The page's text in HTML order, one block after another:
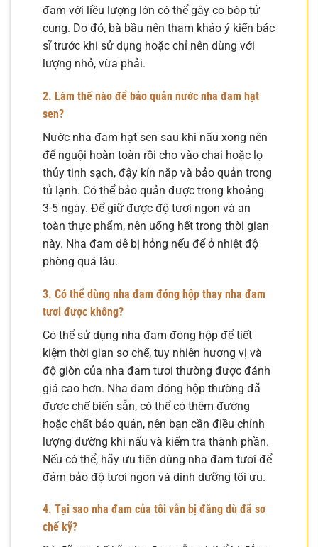
đam với liều lượng lớn có thể gây co bóp tử
cung. Do đó, bà bầu nên tham khảo ý kiến bác
sĩ trước khi sử dụng hoặc chỉ nên dùng với
lượng nhỏ, vừa phải.
2. Làm thế nào để bảo quản nước nha đam hạt
sen?
Nước nha đam hạt sen sau khi nấu xong nên
để nguội hoàn toàn rồi cho vào chai hoặc lọ
thủy tinh sạch, đậy kín nắp và bảo quản trong
tủ lạnh. Có thể bảo quản được trong khoảng
3-5 ngày. Để giữ được độ tươi ngon và an
toàn thực phẩm, nên uống hết trong thời gian
này. Nha đam dễ bị hỏng nếu để ở nhiệt độ
phòng quá lâu.
3. Có thể dùng nha đam đóng hộp thay nha đam
tươi được không?
Có thể sử dụng nha đam đóng hộp để tiết
kiệm thời gian sơ chế, tuy nhiên hương vị và
độ giòn của nha đam tươi thường được đánh
giá cao hơn. Nha đam đóng hộp thường đã
được chế biến sẵn, có thể có thêm đường
hoặc chất bảo quản, nên bạn cần điều chỉnh
lượng đường khi nấu và kiểm tra thành phần.
Nếu có thể, hãy ưu tiên dùng nha đam tươi để
đảm bảo độ tươi ngon và dinh dưỡng tối ưu.
4. Tại sao nha đam của tôi vẫn bị đắng dù đã sơ
chế kỹ?